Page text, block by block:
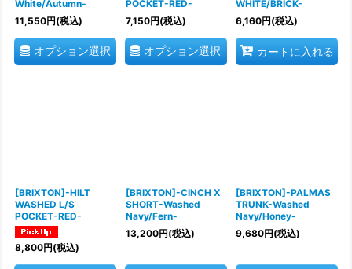
White/Autumn-
11,550円(税込)
オプション選択
POCKET-RED-
7,150円(税込)
オプション選択
WHITE/BRICK-
6,160円(税込)
カートに入れる
[BRIXTON]-HILT
WASHED L/S
POCKET-RED-
8,800円(税込)
[BRIXTON]-CINCH X
SHORT-Washed
Navy/Fern-
13,200円(税込)
[BRIXTON]-PALMAS
TRUNK-Washed
Navy/Honey-
9,680円(税込)